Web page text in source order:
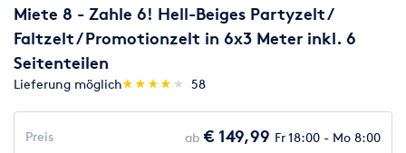
Miete 8 - Zahle 6! Hell-Beiges Partyzelt /
Faltzelt / Promotionzelt in 6x3 Meter inkl. 6
Seitenteilen
Lieferung möglich(*)
★
★
(*)★
★
(*) ★
★
(*) ★
★
(*) ★
★ 58
Preis ab € 149,99 Fr 18:00 - Mo 8:00